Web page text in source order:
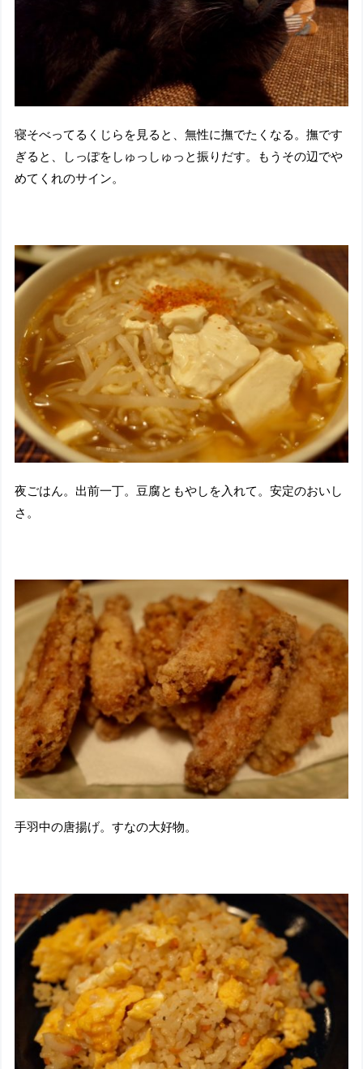
寝そべってるくじらを見ると、無性に撫でたくなる。撫です
ぎると、しっぽをしゅっしゅっと振りだす。もうその辺でや
めてくれのサイン。
夜ごはん。出前一丁。豆腐ともやしを入れて。安定のおいし
さ。
手羽中の唐揚げ。すなの大好物。